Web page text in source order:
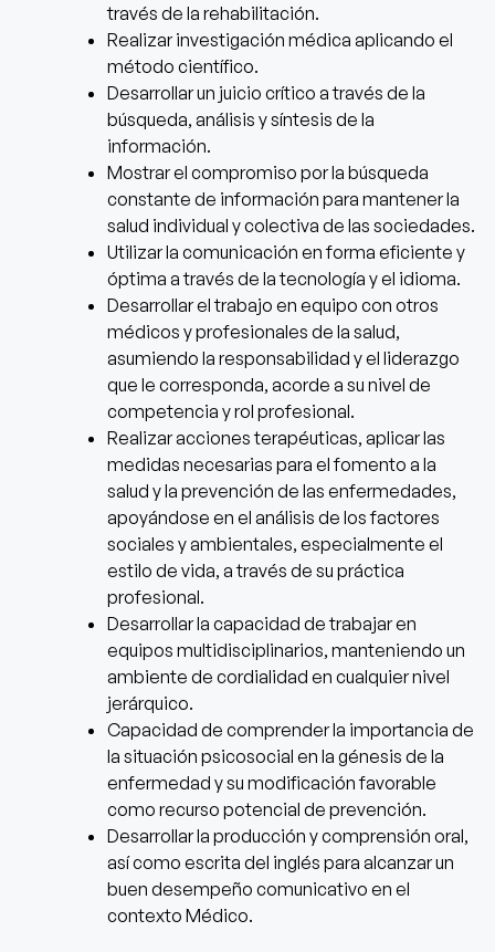
través de la rehabilitación.
Realizar investigación médica aplicando el
método científico.
Desarrollar un juicio crítico a través de la
búsqueda, análisis y síntesis de la
información.
Mostrar el compromiso por la búsqueda
constante de información para mantener la
salud individual y colectiva de las sociedades.
Utilizar la comunicación en forma eficiente y
óptima a través de la tecnología y el idioma.
Desarrollar el trabajo en equipo con otros
médicos y profesionales de la salud,
asumiendo la responsabilidad y el liderazgo
que le corresponda, acorde a su nivel de
competencia y rol profesional.
Realizar acciones terapéuticas, aplicar las
medidas necesarias para el fomento a la
salud y la prevención de las enfermedades,
apoyándose en el análisis de los factores
sociales y ambientales, especialmente el
estilo de vida, a través de su práctica
profesional.
Desarrollar la capacidad de trabajar en
equipos multidisciplinarios, manteniendo un
ambiente de cordialidad en cualquier nivel
jerárquico.
Capacidad de comprender la importancia de
la situación psicosocial en la génesis de la
enfermedad y su modificación favorable
como recurso potencial de prevención.
Desarrollar la producción y comprensión oral,
así como escrita del inglés para alcanzar un
buen desempeño comunicativo en el
contexto Médico.